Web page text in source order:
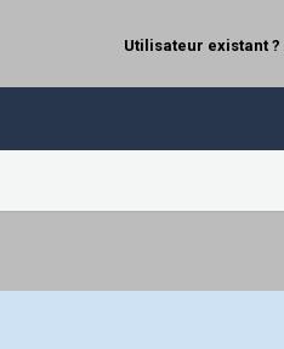
Utilisateur existant ?